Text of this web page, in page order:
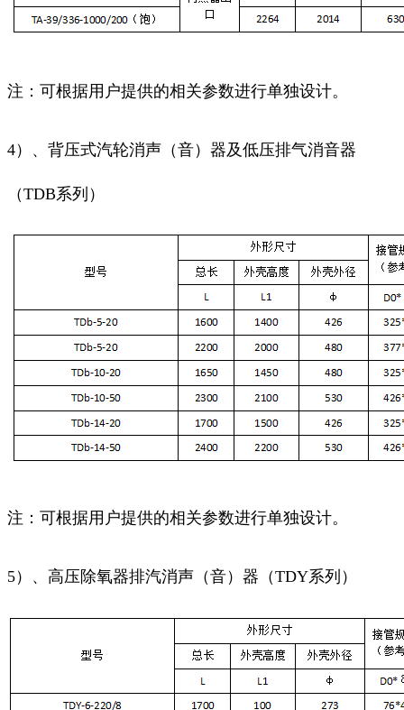
注：可根据用户提供的相关参数进行单独设计。
4）、背压式汽轮消声（音）器及低压排气消音器
（TDB系列）
注：可根据用户提供的相关参数进行单独设计。
5）、高压除氧器排汽消声（音）器（TDY系列）